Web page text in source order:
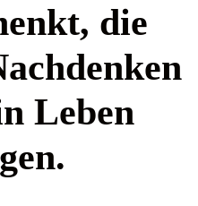
die
Leben